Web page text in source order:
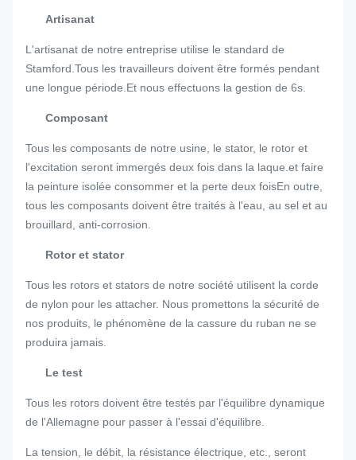
Artisanat
L'artisanat de notre entreprise utilise le standard de
Stamford.Tous les travailleurs doivent être formés pendant
une longue période.Et nous effectuons la gestion de 6s.
Composant
Tous les composants de notre usine, le stator, le rotor et
l'excitation seront immergés deux fois dans la laque.et faire
la peinture isolée consommer et la perte deux foisEn outre,
tous les composants doivent être traités à l'eau, au sel et au
brouillard, anti-corrosion.
Rotor et stator
Tous les rotors et stators de notre société utilisent la corde
de nylon pour les attacher. Nous promettons la sécurité de
nos produits, le phénomène de la cassure du ruban ne se
produira jamais.
Le test
Tous les rotors doivent être testés par l'équilibre dynamique
de l'Allemagne pour passer à l'essai d'équilibre.
La tension, le débit, la résistance électrique, etc., seront